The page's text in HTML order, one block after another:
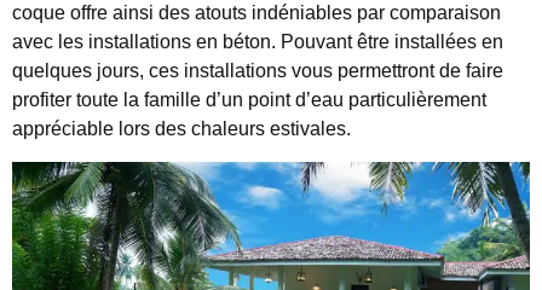
coque offre ainsi des atouts indéniables par comparaison
avec les installations en béton. Pouvant être installées en
quelques jours, ces installations vous permettront de faire
profiter toute la famille d’un point d’eau particulièrement
appréciable lors des chaleurs estivales.